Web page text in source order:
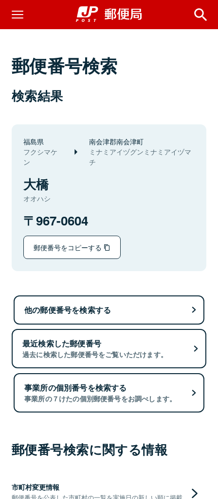
郵便番号検索
検索結果
福島県
フクシマケ
ン
南会津郡南会津町
ミナミアイヅグンミナミアイヅマ
チ
大橋
オオハシ
967-0604
郵便番号をコピーする
他の郵便番号を検索する
最近検索した郵便番号
過去に検索した郵便番号をご覧いただけます。
事業所の個別番号を検索する
事業所の７けたの個別郵便番号をお調べします。
郵便番号検索に関する情報
市町村変更情報